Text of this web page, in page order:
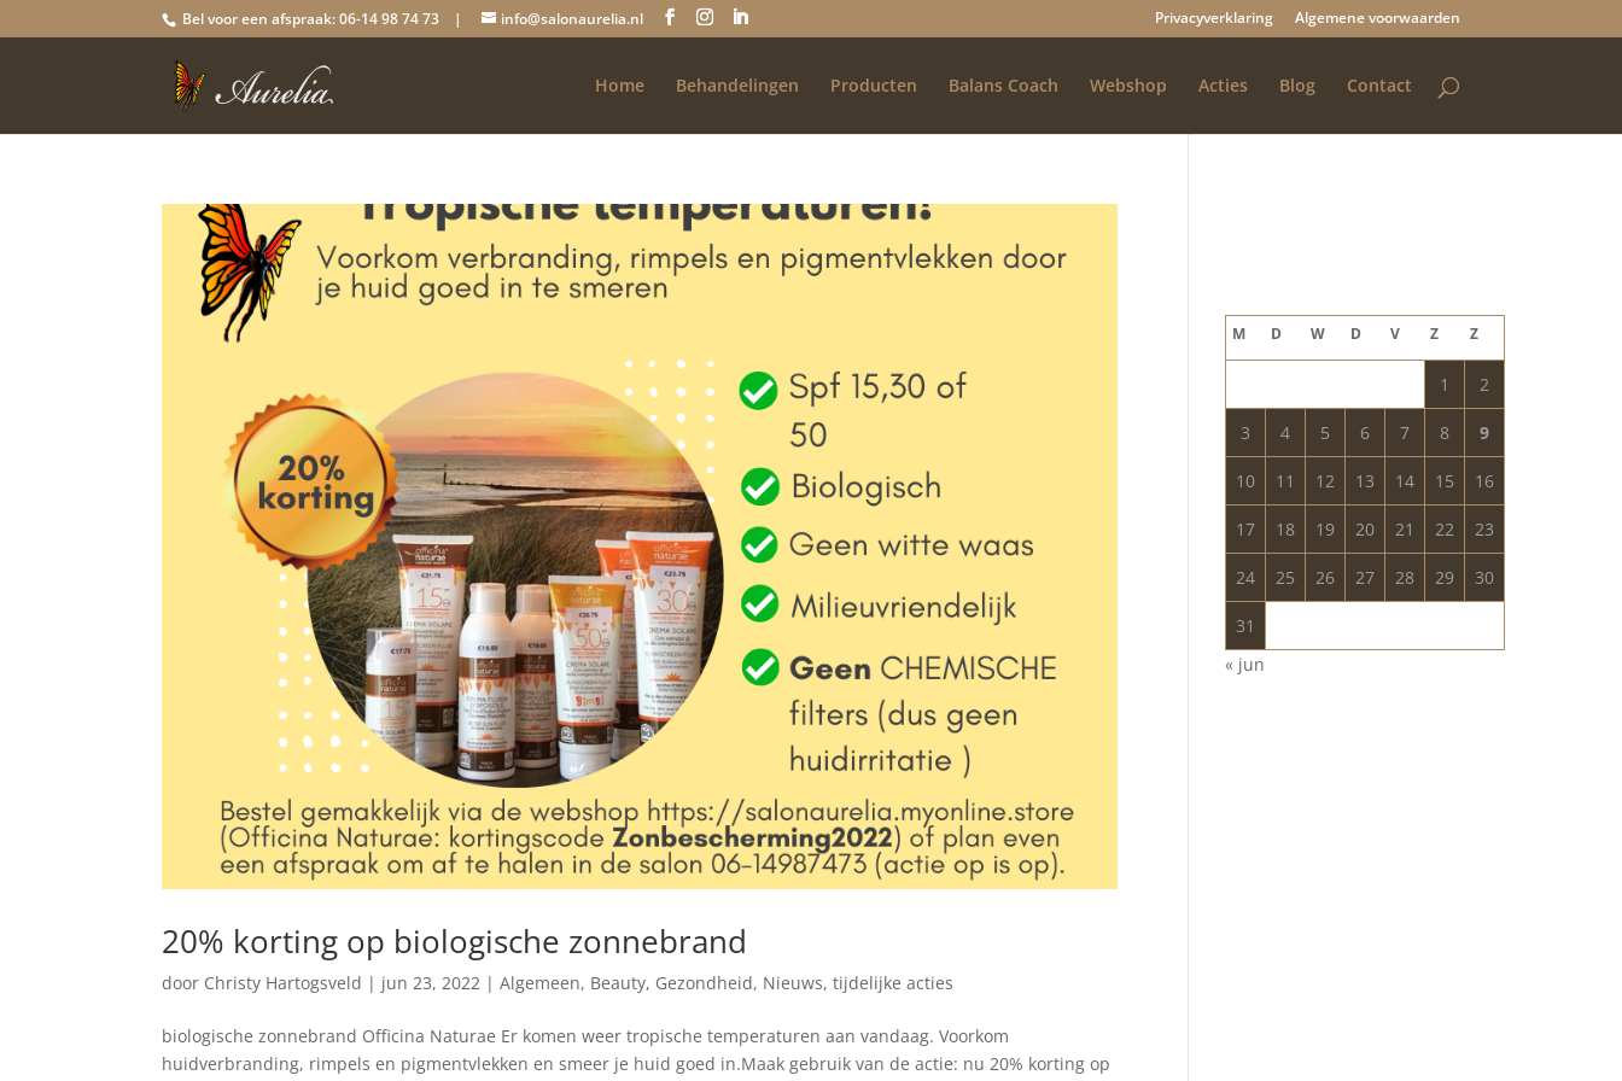
Bel voor een afspraak: 06-14 98 74 73 | info@salonaurelia.nl Privacyverklaring Algemene voorwaarden
Home Behandelingen Producten Balans Coach Webshop Acties Blog Contact
20% korting op biologische zonnebrand
door Christy Hartogsveld | jun 23, 2022 |Algemeen, Beauty, Gezondheid, Nieuws,tijdelijke acties
biologische zonnebrand Officina Naturae Er komen weer tropische temperaturen aan vandaag. Voorkom
huidverbranding, rimpels en pigmentvlekken en smeer je huid goed in.Maak gebruik van de actie: nu 20% korting op
M D W D V Z Z
1 2
3 4 5 6 7 8 9
10 11 12 13 14 15 16
17 18 19 20 21 22 23
24 25 26 27 28 29 30
31
« jun